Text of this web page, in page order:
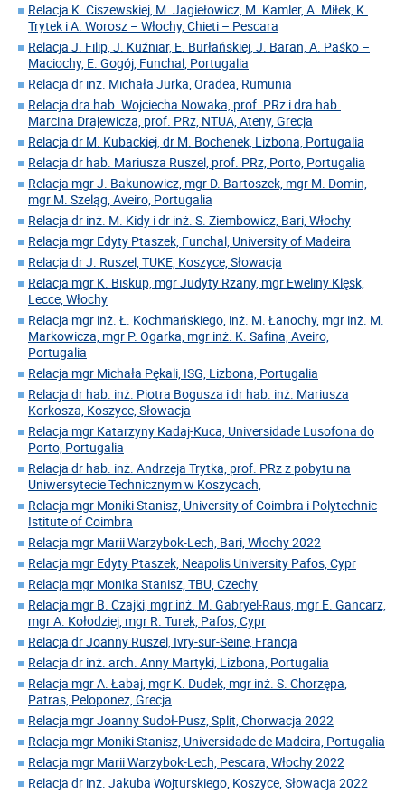
Relacja K. Ciszewskiej, M. Jagiełowicz, M. Kamler, A. Miłek, K.
Trytek i A. Worosz – Włochy, Chieti – Pescara
Relacja J. Filip, J. Kuźniar, E. Burłańskiej, J. Baran, A. Paśko –
Maciochy, E. Gogój, Funchal, Portugalia
Relacja dr inż. Michała Jurka, Oradea, Rumunia
Relacja dra hab. Wojciecha Nowaka, prof. PRz i dra hab.
Marcina Drajewicza, prof. PRz, NTUA, Ateny, Grecja
Relacja dr M. Kubackiej, dr M. Bochenek, Lizbona, Portugalia
Relacja dr hab. Mariusza Ruszel, prof. PRz, Porto, Portugalia
Relacja mgr J. Bakunowicz, mgr D. Bartoszek, mgr M. Domin,
mgr M. Szeląg, Aveiro, Portugalia
Relacja dr inż. M. Kidy i dr inż. S. Ziembowicz, Bari, Włochy
Relacja mgr Edyty Ptaszek, Funchal, University of Madeira
Relacja dr J. Ruszel, TUKE, Koszyce, Słowacja
Relacja mgr K. Biskup, mgr Judyty Rżany, mgr Eweliny Klęsk,
Lecce, Włochy
Relacja mgr inż. Ł. Kochmańskiego, inż. M. Łanochy, mgr inż. M.
Markowicza, mgr P. Ogarka, mgr inż. K. Safina, Aveiro,
Portugalia
Relacja mgr Michała Pękali, ISG, Lizbona, Portugalia
Relacja dr hab. inż. Piotra Bogusza i dr hab. inż. Mariusza
Korkosza, Koszyce, Słowacja
Relacja mgr Katarzyny Kadaj-Kuca, Universidade Lusofona do
Porto, Portugalia
Relacja dr hab. inż. Andrzeja Trytka, prof. PRz z pobytu na
Uniwersytecie Technicznym w Koszycach,
Relacja mgr Moniki Stanisz, University of Coimbra i Polytechnic
Istitute of Coimbra
Relacja mgr Marii Warzybok-Lech, Bari, Włochy 2022
Relacja mgr Edyty Ptaszek, Neapolis University Pafos, Cypr
Relacja mgr Monika Stanisz, TBU, Czechy
Relacja mgr B. Czajki, mgr inż. M. Gabryel-Raus, mgr E. Gancarz,
mgr A. Kołodziej, mgr R. Turek, Pafos, Cypr
Relacja dr Joanny Ruszel, Ivry-sur-Seine, Francja
Relacja dr inż. arch. Anny Martyki, Lizbona, Portugalia
Relacja mgr A. Łabaj, mgr K. Dudek, mgr inż. S. Chorzępa,
Patras, Peloponez, Grecja
Relacja mgr Joanny Sudoł-Pusz, Split, Chorwacja 2022
Relacja mgr Moniki Stanisz, Universidade de Madeira, Portugalia
Relacja mgr Marii Warzybok-Lech, Pescara, Włochy 2022
Relacja dr inż. Jakuba Wojturskiego, Koszyce, Słowacja 2022